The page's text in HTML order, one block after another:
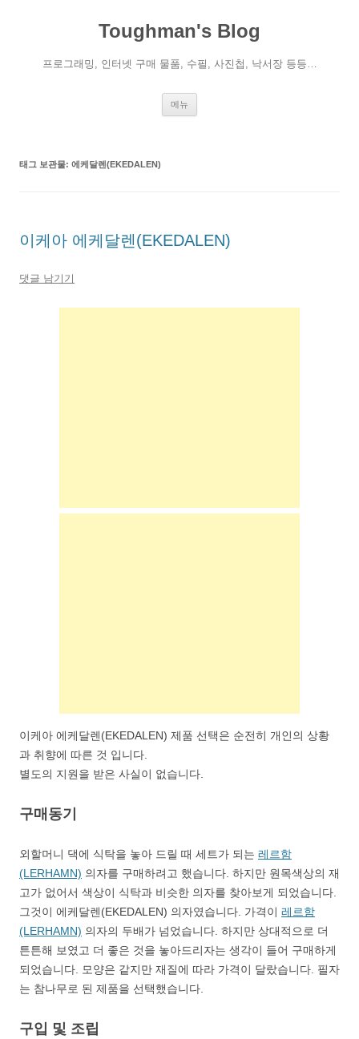
Toughman's Blog
프로그래밍, 인터넷 구매 물품, 수필, 사진첩, 낙서장 등등…
메뉴
태그 보관물: 에케달렌(EKEDALEN)
이케아 에케달렌(EKEDALEN)
댓글 남기기
이케아 에케달렌(EKEDALEN) 제품 선택은 순전히 개인의 상황
과 취향에 따른 것 입니다.
별도의 지원을 받은 사실이 없습니다.
구매동기
외할머니 댁에 식탁을 놓아 드릴 때 세트가 되는 레르함
(LERHAMN) 의자를 구매하려고 했습니다. 하지만 원목색상의 재
고가 없어서 색상이 식탁과 비슷한 의자를 찾아보게 되었습니다.
그것이 에케달렌(EKEDALEN) 의자였습니다. 가격이 레르함
(LERHAMN) 의자의 두배가 넘었습니다. 하지만 상대적으로 더
튼튼해 보였고 더 좋은 것을 놓아드리자는 생각이 들어 구매하게
되었습니다. 모양은 같지만 재질에 따라 가격이 달랐습니다. 필자
는 참나무로 된 제품을 선택했습니다.
구입 및 조립